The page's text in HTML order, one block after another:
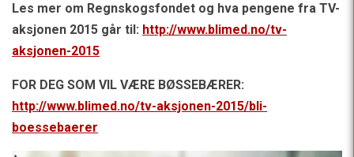
Les mer om Regnskogsfondet og hva pengene fra TV-
aksjonen 2015 går til: http://www.blimed.no/tv-
aksjonen-2015
FOR DEG SOM VIL VÆRE BØSSEBÆRER:
http://www.blimed.no/tv-aksjonen-2015/bli-
boessebaerer